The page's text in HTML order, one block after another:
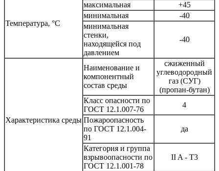
Температура, °C
максимальная
+45
минимальная
-40
минимальная
стенки,
находящейся под
давлением
-40
Характеристика среды
Наименование и
компонентный
состав среды
сжиженный
углеводородный
газ (СУГ)
(пропан-бутан)
Класс опасности по
ГОСТ 12.1.007-76
4
Пожароопасность
по ГОСТ 12.1.004-
91
да
Категория и группа
взрывоопасности по
ГОСТ 12.1.001-78
II A - T3